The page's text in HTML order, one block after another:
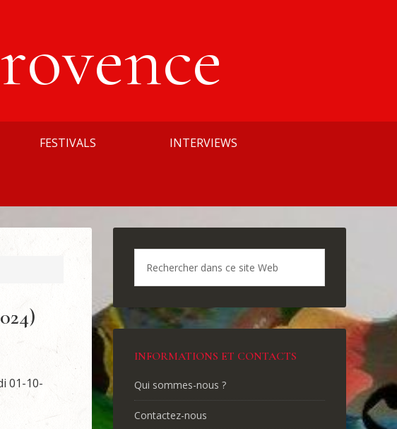
FESTIVALS INTERVIEWS
01-10-
INFORMATIONS ET CONTACTS
Qui sommes-nous ?
Contactez-nous